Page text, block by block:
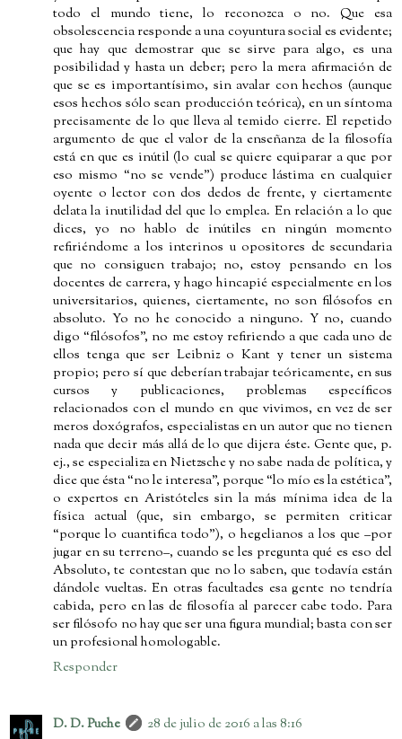
todo el mundo tiene, lo reconozca o no. Que esa
obsolescencia responde a una coyuntura social es evidente;
que hay que demostrar que se sirve para algo, es una
posibilidad y hasta un deber; pero la mera afirmación de
que se es importantísimo, sin avalar con hechos (aunque
esos hechos sólo sean producción teórica), en un síntoma
precisamente de lo que lleva al temido cierre. El repetido
argumento de que el valor de la enseñanza de la filosofía
está en que es inútil (lo cual se quiere equiparar a que por
eso mismo “no se vende”) produce lástima en cualquier
oyente o lector con dos dedos de frente, y ciertamente
delata la inutilidad del que lo emplea. En relación a lo que
dices, yo no hablo de inútiles en ningún momento
refiriéndome a los interinos u opositores de secundaria
que no consiguen trabajo; no, estoy pensando en los
docentes de carrera, y hago hincapié especialmente en los
universitarios, quienes, ciertamente, no son filósofos en
absoluto. Yo no he conocido a ninguno. Y no, cuando
digo “filósofos”, no me estoy refiriendo a que cada uno de
ellos tenga que ser Leibniz o Kant y tener un sistema
propio; pero sí que deberían trabajar teóricamente, en sus
cursos y publicaciones, problemas específicos
relacionados con el mundo en que vivimos, en vez de ser
meros doxógrafos, especialistas en un autor que no tienen
nada que decir más allá de lo que dijera éste. Gente que, p.
ej., se especializa en Nietzsche y no sabe nada de política, y
dice que ésta “no le interesa”, porque “lo mío es la estética”,
o expertos en Aristóteles sin la más mínima idea de la
física actual (que, sin embargo, se permiten criticar
“porque lo cuantifica todo”), o hegelianos a los que –por
jugar en su terreno–, cuando se les pregunta qué es eso del
Absoluto, te contestan que no lo saben, que todavía están
dándole vueltas. En otras facultades esa gente no tendría
cabida, pero en las de filosofía al parecer cabe todo. Para
ser filósofo no hay que ser una figura mundial; basta con ser
un profesional homologable.
Responder
D. D. Puche
28 de julio de 2016 a las 8:16